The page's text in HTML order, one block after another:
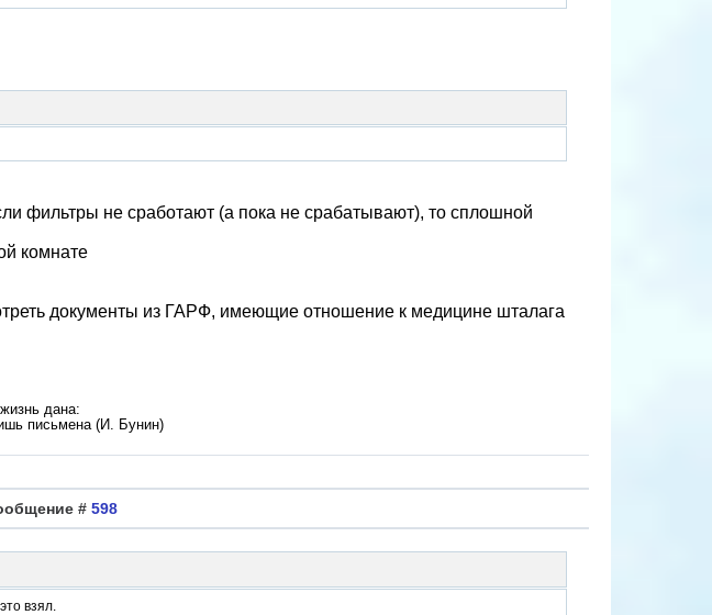
фильтры не сработают (а пока не срабатывают), то сплошной
комнате
документы из ГАРФ, имеющие отношение к медицине шталага
дана:
письмена (И. Бунин)
# 598
взял.